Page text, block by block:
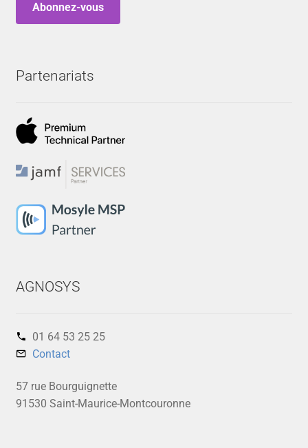
Abonnez-vous
Partenariats
AGNOSYS
01 64 53 25 25‬
Contact
57 rue Bourguignette
91530 Saint-Maurice-Montcouronne